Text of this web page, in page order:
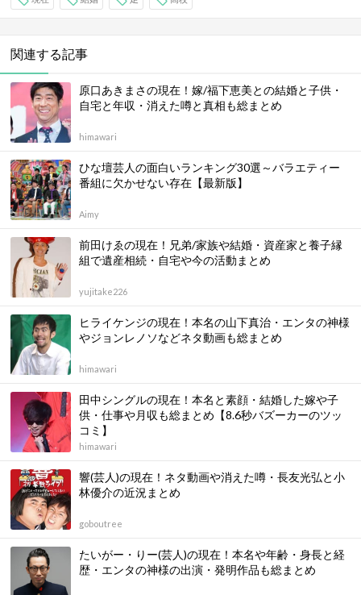
関連する記事
原口あきまさの現在！嫁/福下恵美との結婚と子供・
自宅と年収・消えた噂と真相も総まとめ
himawari
ひな壇芸人の面白いランキング30選～バラエティー
番組に欠かせない存在【最新版】
Aimy
前田けゑの現在！兄弟/家族や結婚・資産家と養子縁
組で遺産相続・自宅や今の活動まとめ
yujitake226
ヒライケンジの現在！本名の山下真治・エンタの神様
やジョンレノソなどネタ動画も総まとめ
himawari
田中シングルの現在！本名と素顔・結婚した嫁や子
供・仕事や月収も総まとめ【8.6秒バズーカーのツッ
コミ】
himawari
響(芸人)の現在！ネタ動画や消えた噂・長友光弘と小
林優介の近況まとめ
goboutree
たいがー・りー(芸人)の現在！本名や年齢・身長と経
歴・エンタの神様の出演・発明作品も総まとめ